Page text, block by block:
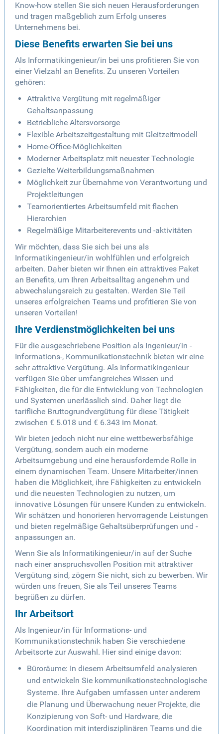
Know-how stellen Sie sich neuen Herausforderungen
und tragen maßgeblich zum Erfolg unseres
Unternehmens bei.
Diese Benefits erwarten Sie bei uns
Als Informatikingenieur/in bei uns profitieren Sie von
einer Vielzahl an Benefits. Zu unseren Vorteilen
gehören:
Attraktive Vergütung mit regelmäßiger
Gehaltsanpassung
Betriebliche Altersvorsorge
Flexible Arbeitszeitgestaltung mit Gleitzeitmodell
Home-Office-Möglichkeiten
Moderner Arbeitsplatz mit neuester Technologie
Gezielte Weiterbildungsmaßnahmen
Möglichkeit zur Übernahme von Verantwortung und
Projektleitungen
Teamorientiertes Arbeitsumfeld mit flachen
Hierarchien
Regelmäßige Mitarbeiterevents und -aktivitäten
Wir möchten, dass Sie sich bei uns als
Informatikingenieur/in wohlfühlen und erfolgreich
arbeiten. Daher bieten wir Ihnen ein attraktives Paket
an Benefits, um Ihren Arbeitsalltag angenehm und
abwechslungsreich zu gestalten. Werden Sie Teil
unseres erfolgreichen Teams und profitieren Sie von
unseren Vorteilen!
Ihre Verdienstmöglichkeiten bei uns
Für die ausgeschriebene Position als Ingenieur/in -
Informations-, Kommunikationstechnik bieten wir eine
sehr attraktive Vergütung. Als Informatikingenieur
verfügen Sie über umfangreiches Wissen und
Fähigkeiten, die für die Entwicklung von Technologien
und Systemen unerlässlich sind. Daher liegt die
tarifliche Bruttogrundvergütung für diese Tätigkeit
zwischen € 5.018 und € 6.343 im Monat.
Wir bieten jedoch nicht nur eine wettbewerbsfähige
Vergütung, sondern auch ein moderne
Arbeitsumgebung und eine herausfordernde Rolle in
einem dynamischen Team. Unsere Mitarbeiter/innen
haben die Möglichkeit, ihre Fähigkeiten zu entwickeln
und die neuesten Technologien zu nutzen, um
innovative Lösungen für unsere Kunden zu entwickeln.
Wir schätzen und honorieren hervorragende Leistungen
und bieten regelmäßige Gehaltsüberprüfungen und -
anpassungen an.
Wenn Sie als Informatikingenieur/in auf der Suche
nach einer anspruchsvollen Position mit attraktiver
Vergütung sind, zögern Sie nicht, sich zu bewerben. Wir
würden uns freuen, Sie als Teil unseres Teams
begrüßen zu dürfen.
Ihr Arbeitsort
Als Ingenieur/in für Informations- und
Kommunikationstechnik haben Sie verschiedene
Arbeitsorte zur Auswahl. Hier sind einige davon:
Büroräume: In diesem Arbeitsumfeld analysieren
und entwickeln Sie kommunikationstechnologische
Systeme. Ihre Aufgaben umfassen unter anderem
die Planung und Überwachung neuer Projekte, die
Konzipierung von Soft- und Hardware, die
Koordination mit interdisziplinären Teams und die